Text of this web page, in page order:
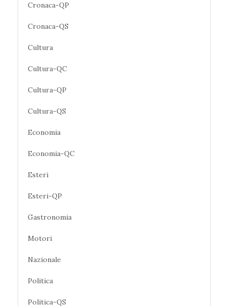
Cronaca-QP
Cronaca-QS
Cultura
Cultura-QC
Cultura-QP
Cultura-QS
Economia
Economia-QC
Esteri
Esteri-QP
Gastronomia
Motori
Nazionale
Politica
Politica-QS